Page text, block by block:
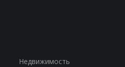
Недвижимость